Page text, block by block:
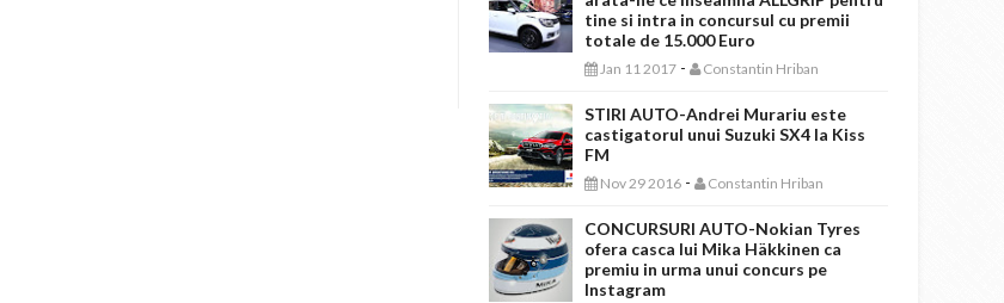
tine si intra in concursul cu premii
totale de 15.000 Euro
Jan 11 2017 - Constantin Hriban
STIRI AUTO-Andrei Murariu este
castigatorul unui Suzuki SX4 la Kiss
FM
Nov 29 2016 - Constantin Hriban
CONCURSURI AUTO-Nokian Tyres
ofera casca lui Mika Häkkinen ca
premiu in urma unui concurs pe
Instagram